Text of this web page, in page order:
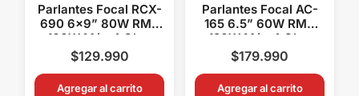
Parlantes Focal RCX-
690 6×9” 80W RMS
160W Máx 4 Ohm
Auditor Alta Potencia
$129.990
Agregar al carrito
Parlantes Focal AC-
165 6.5” 60W RMS
120W Máx 4 Ohm
Universal Alta
Fidelidad
$179.990
Agregar al carrito